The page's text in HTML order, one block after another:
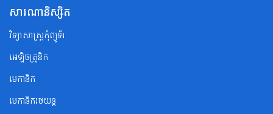
សារណានិស្សិត
វិទ្យាសាស្ត្រកុំព្យូទ័រ
អេឡិចត្រូនិក
មេកានិក
មេកានិករថយន្ត